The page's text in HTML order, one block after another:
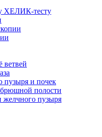
ХЕЛИК-тесту
ветвей
пузыря и почек
полости
пузыря